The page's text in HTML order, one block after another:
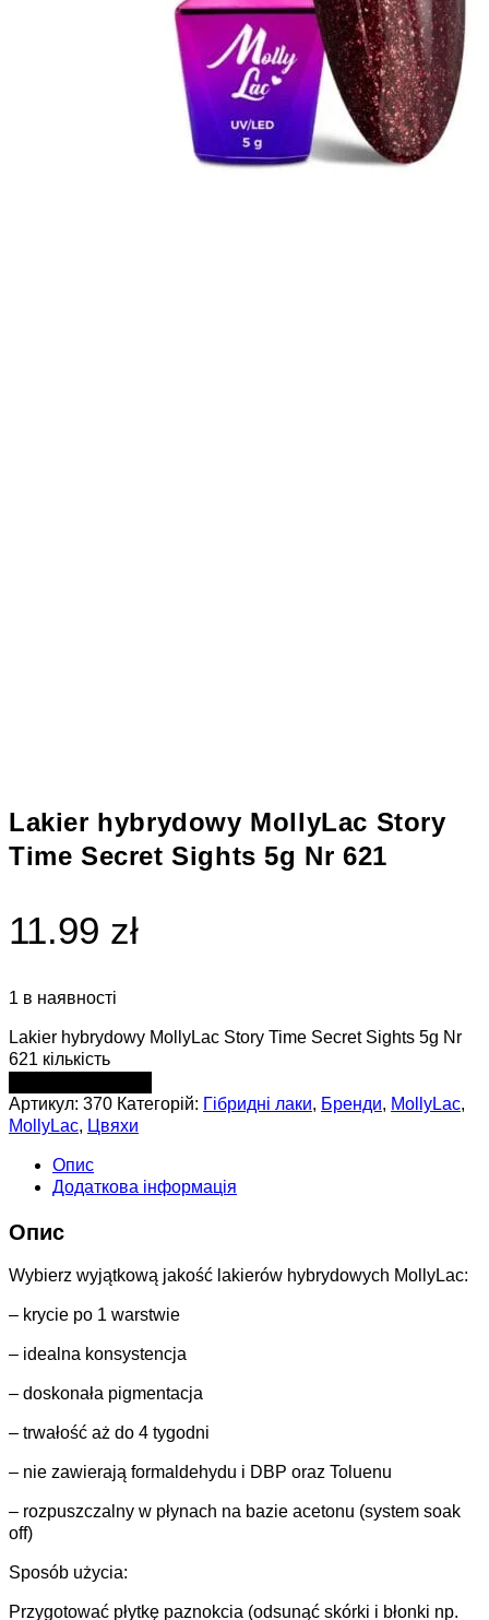
Lakier hybrydowy MollyLac Story
Time Secret Sights 5g Nr 621
11.99 zł
1 в наявності
Lakier hybrydowy MollyLac Story Time Secret Sights 5g Nr
621 кількість
Артикул: 370 Категорій: Гібридні лаки, Бренди, MollyLac,
MollyLac, Цвяхи
Опис
Додаткова інформація
Опис
Wybierz wyjątkową jakość lakierów hybrydowych MollyLac:
– krycie po 1 warstwie
– idealna konsystencja
– doskonała pigmentacja
– trwałość aż do 4 tygodni
– nie zawierają formaldehydu i DBP oraz Toluenu
– rozpuszczalny w płynach na bazie acetonu (system soak
off)
Sposób użycia:
Przygotować płytkę paznokcia (odsunąć skórki i błonki np.